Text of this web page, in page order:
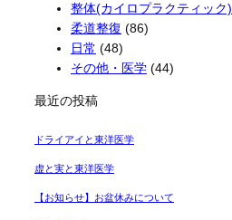
整体(カイロプラクティック)
柔道整復 (86)
日常 (48)
その他・医学 (44)
最近の投稿
ドライアイと東洋医学
虚と実と東洋医学
【お知らせ】お盆休みについて